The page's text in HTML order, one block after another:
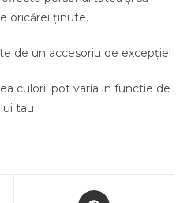
oricărei ținute.
de un accesoriu de excepție!
culorii pot varia in functie de
tau
Opens